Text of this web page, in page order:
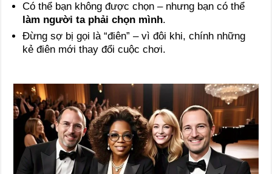
Có thể bạn không được chọn – nhưng bạn có thể
làm người ta phải chọn mình.
Đừng sợ bị gọi là “điên” – vì đôi khi, chính những
kẻ điên mới thay đổi cuộc chơi.